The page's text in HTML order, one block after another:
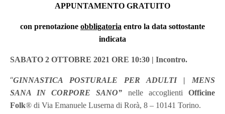
APPUNTAMENTO GRATUITO
con prenotazione obbligatoria entro la data sottostante
indicata
SABATO 2 OTTOBRE 2021 ORE 10:30 | Incontro.
“GINNASTICA POSTURALE PER ADULTI | MENS
SANA IN CORPORE SANO” nelle accoglienti Officine
Folk® di Via Emanuele Luserna di Rorà, 8 – 10141 Torino.